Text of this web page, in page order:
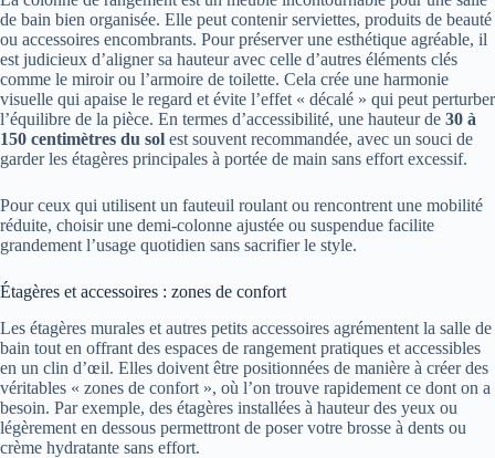
de bain bien organisée. Elle peut contenir serviettes, produits de beauté
ou accessoires encombrants. Pour préserver une esthétique agréable, il
est judicieux d’aligner sa hauteur avec celle d’autres éléments clés
comme le miroir ou l’armoire de toilette. Cela crée une harmonie
visuelle qui apaise le regard et évite l’effet « décalé » qui peut perturber
l’équilibre de la pièce. En termes d’accessibilité, une hauteur de 30 à
150 centimètres du sol est souvent recommandée, avec un souci de
garder les étagères principales à portée de main sans effort excessif.
Pour ceux qui utilisent un fauteuil roulant ou rencontrent une mobilité
réduite, choisir une demi-colonne ajustée ou suspendue facilite
grandement l’usage quotidien sans sacrifier le style.
Étagères et accessoires : zones de confort
Les étagères murales et autres petits accessoires agrémentent la salle de
bain tout en offrant des espaces de rangement pratiques et accessibles
en un clin d’œil. Elles doivent être positionnées de manière à créer des
véritables « zones de confort », où l’on trouve rapidement ce dont on a
besoin. Par exemple, des étagères installées à hauteur des yeux ou
légèrement en dessous permettront de poser votre brosse à dents ou
crème hydratante sans effort.